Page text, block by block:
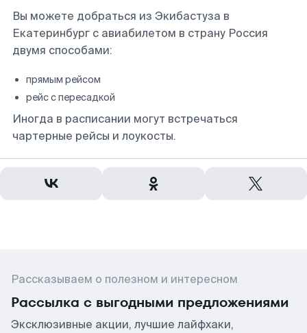
Вы можете добраться из Экибастуза в
Екатеринбург с авиабилетом в страну Россия
двумя способами:
прямым рейсом
рейс с пересадкой
Иногда в расписании могут встречаться
чартерные рейсы и лоукосты.
Рассказываем о полезном и интересном
Рассылка с выгодными предложениями
Эксклюзивные акции, лучшие лайфхаки,